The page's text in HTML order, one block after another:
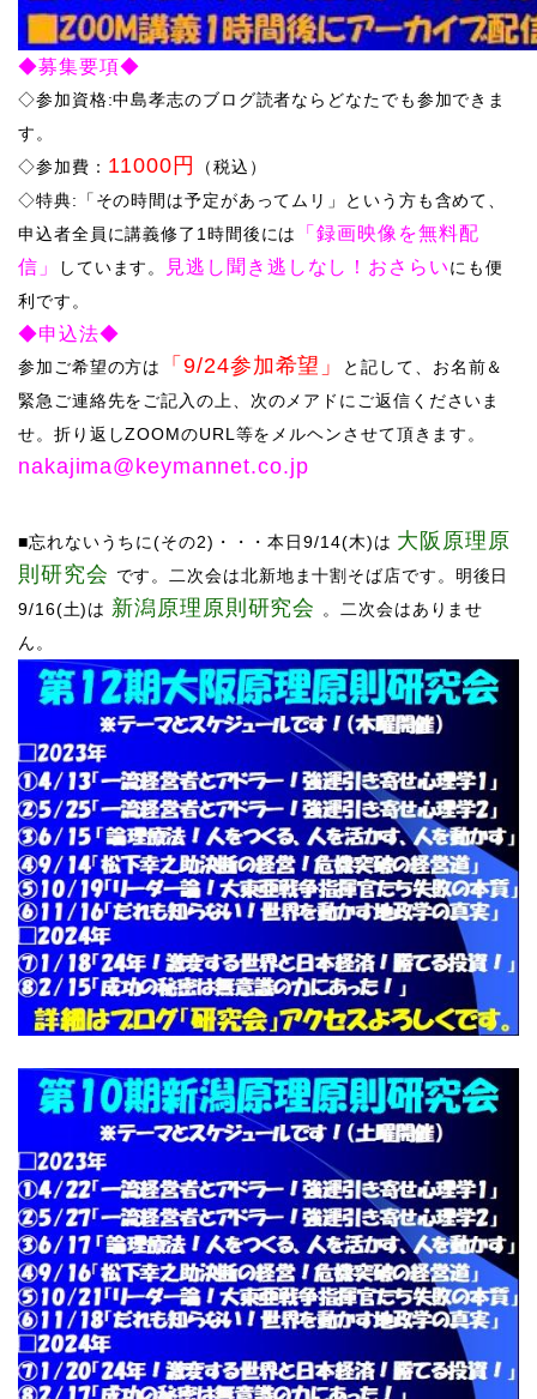
◆募集要項◆
◇参加資格:中島孝志のブログ読者ならどなたでも参加できま
す。
◇参加費： 11000円
（税込）
​◇特典:「その時間は予定があってムリ」という方も含めて、
申込者全員に講義修了1時間後には
「録画映像を無料配
信」
しています。 見逃し聞き逃しなし！おさらいにも便
利です。
◆申込法◆
参加ご希望の方は 「9/24参加希望」
と記して、お名前＆
緊急ご連絡先をご記入の上、次のメアドにご返信くださいま
せ。折り返しZOOMのURL等をメルヘンさせて頂きます。
nakajima@keymannet.co.jp
■忘れないうちに(その2)・・・本日9/14(木)は 大阪原理原
則研究会 です。二次会は北新地ま十割そば店です。明後日
9/16(土)は 新潟原理原則研究会 。二次会はありませ
ん。